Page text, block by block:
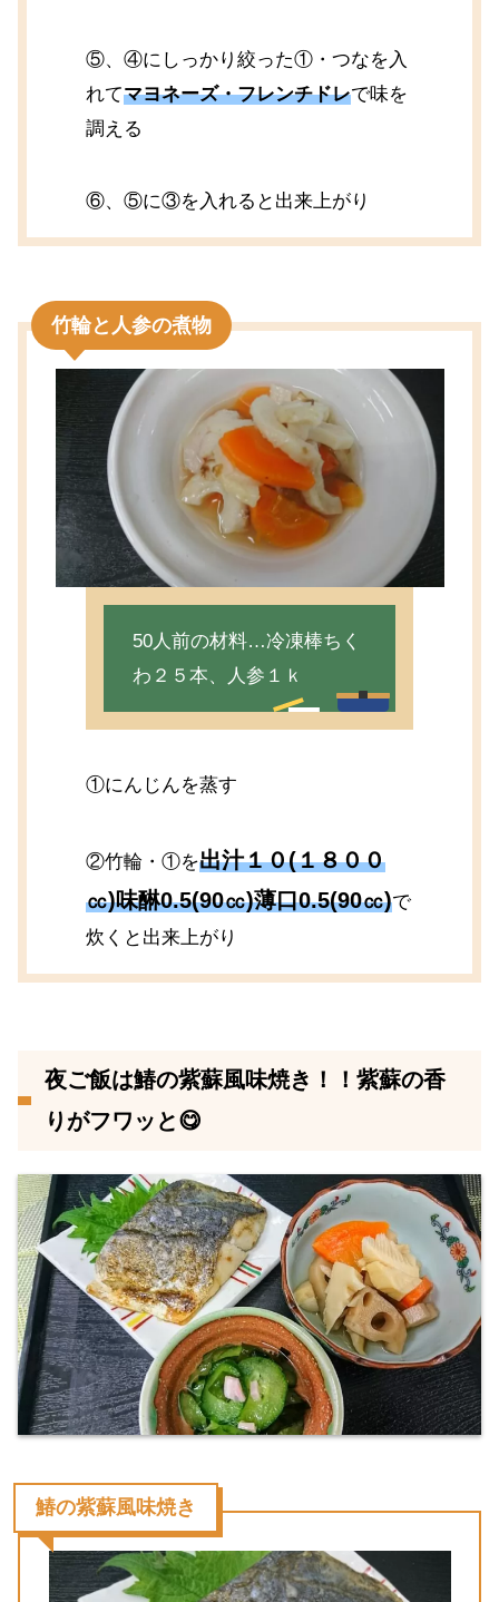
⑤、④にしっかり絞った①・つなを入
れてマヨネーズ・フレンチドレで味を
調える
⑥、⑤に③を入れると出来上がり
竹輪と人参の煮物
50人前の材料…冷凍棒ちく
わ２５本、人参１ｋ
①にんじんを蒸す
②竹輪・①を出汁１０(１８００
㏄)味醂0.5(90㏄)薄口0.5(90㏄)で
炊くと出来上がり
夜ご飯は鰆の紫蘇風味焼き！！紫蘇の香
りがフワッと😋
鰆の紫蘇風味焼き